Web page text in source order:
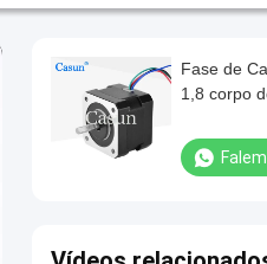
Fase de
1,8 corpo
do ISO